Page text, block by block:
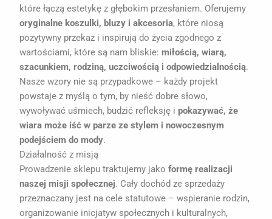
które łączą estetykę z głębokim przesłaniem. Oferujemy
oryginalne koszulki, bluzy i akcesoria, które niosą
pozytywny przekaz i inspirują do życia zgodnego z
wartościami, które są nam bliskie:miłością, wiarą,
szacunkiem, rodziną, uczciwością i odpowiedzialnością.
Nasze wzory nie są przypadkowe – każdy projekt
powstaje z myślą o tym, by nieść dobre słowo,
wywoływać uśmiech, budzić refleksję ipokazywać, że
wiara może iść w parze ze stylem i nowoczesnym
podejściem do mody.
Działalność z misją
Prowadzenie sklepu traktujemy jakoformę realizacji
naszej misji społecznej. Cały dochód ze sprzedaży
przeznaczany jest na cele statutowe – wspieranie rodzin,
organizowanie inicjatyw społecznych i kulturalnych,